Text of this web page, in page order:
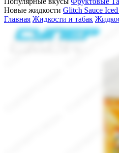
Новые жидкости Glitch Sauce
Главная Жидкости и табак